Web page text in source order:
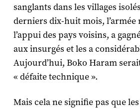
sanglants dans les villages
derniers dix-huit mois, l’armée
l’appui des pays voisins, a
aux insurgés et les a
Aujourd’hui, Boko Haram
« défaite technique ».
Mais cela ne signifie pas que